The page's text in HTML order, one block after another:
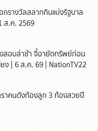
รางวัลสลากกินแบ่งรัฐบาล
ส.ค. 2569
สอบล่าช้า จี้อายัดทรัพย์ก่อน
ง | 6 ส.ค. 69 | NationTV22
าคนดังท้องลูก 3 ท้องสวยปี